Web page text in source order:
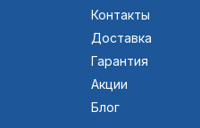
Контакты
Доставка
Гарантия
Акции
Блог